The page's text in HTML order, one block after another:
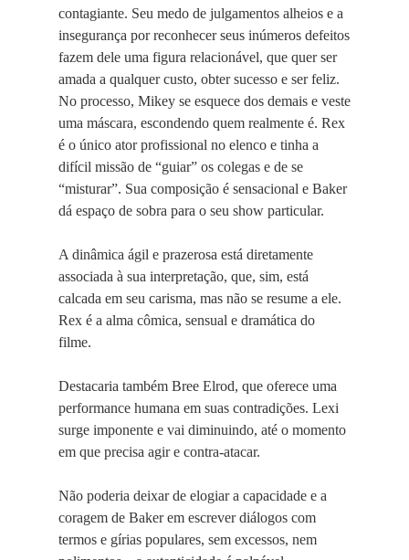
contagiante. Seu medo de julgamentos alheios e a
insegurança por reconhecer seus inúmeros defeitos
fazem dele uma figura relacionável, que quer ser
amada a qualquer custo, obter sucesso e ser feliz.
No processo, Mikey se esquece dos demais e veste
uma máscara, escondendo quem realmente é. Rex
é o único ator profissional no elenco e tinha a
difícil missão de “guiar” os colegas e de se
“misturar”. Sua composição é sensacional e Baker
dá espaço de sobra para o seu show particular.
A dinâmica ágil e prazerosa está diretamente
associada à sua interpretação, que, sim, está
calcada em seu carisma, mas não se resume a ele.
Rex é a alma cômica, sensual e dramática do
filme.
Destacaria também Bree Elrod, que oferece uma
performance humana em suas contradições. Lexi
surge imponente e vai diminuindo, até o momento
em que precisa agir e contra-atacar.
Não poderia deixar de elogiar a capacidade e a
coragem de Baker em escrever diálogos com
termos e gírias populares, sem excessos, nem